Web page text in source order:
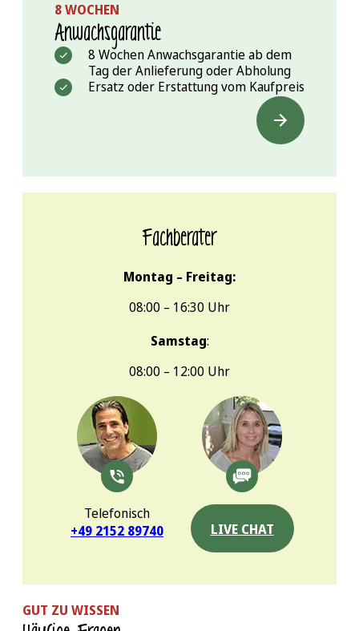
8 WOCHEN
Anwachs­garantie
8 Wochen Anwachsgarantie ab dem
Tag der Anlieferung oder Abholung
Ersatz oder Erstattung vom Kaufpreis
Fachberater
Montag – Freitag:
08:00 – 16:30 Uhr
Samstag:
08:00 – 12:00 Uhr
Telefonisch
+49 2152 89740
LIVE CHAT
GUT ZU WISSEN